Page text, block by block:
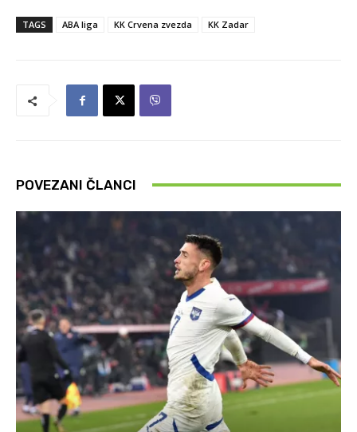
TAGS ABA liga KK Crvena zvezda KK Zadar
POVEZANI ČLANCI